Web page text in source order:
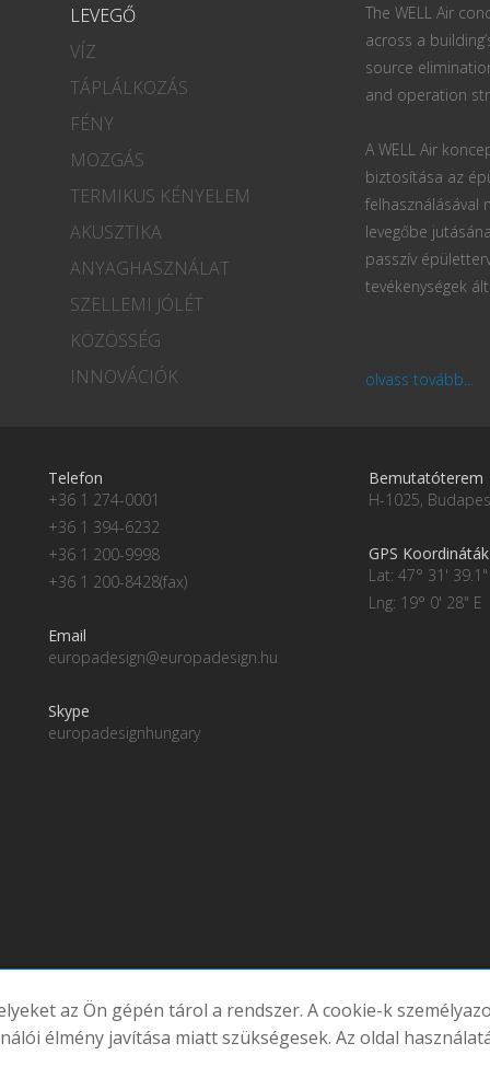
LEVEGŐ
VÍZ
TÁPLÁLKOZÁS
FÉNY
MOZGÁS
TERMIKUS KÉNYELEM
AKUSZTIKA
ANYAGHASZNÁLAT
SZELLEMI JÓLÉT
KÖZÖSSÉG
INNOVÁCIÓK
The WELL Air
across a
source
and operation
A WELL Air
biztosítása az
felhasználásával
levegőbe
passzív
tevékenységek
olvass tovább...
Telefon
+36 1 274-0001
+36 1 394-6232
+36 1 200-9998
+36 1 200-8428(fax)
Email
europadesign@europadesign.hu
Skype
europadesignhungary
Bemutatóterem
H-1025,
GPS Koordináták
Lat: 47° 31'
Lng: 19° 0' 28" E
az Ön gépén tárol a rendszer. A cookie-k
élmény javítása miatt szükségesek. Az oldal